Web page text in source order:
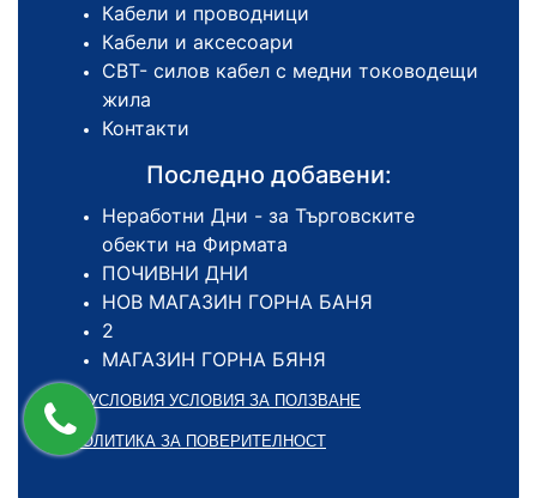
Кабели и проводници
Кабели и аксесоари
СВТ- силов кабел с медни тоководещи
жила
Контакти
Последно добавени:
Неработни Дни - за Търговските
обекти на Фирмата
ПОЧИВНИ ДНИ
НОВ МАГАЗИН ГОРНА БАНЯ
2
МАГАЗИН ГОРНА БЯНЯ
ОБЩИ УСЛОВИЯ УСЛОВИЯ ЗА ПОЛЗВАНЕ
ПОЛИТИКА ЗА ПОВЕРИТЕЛНОСТ